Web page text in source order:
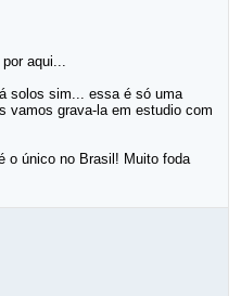
aqui...
solos sim... essa é só uma
vamos grava-la em estudio com
o único no Brasil! Muito foda